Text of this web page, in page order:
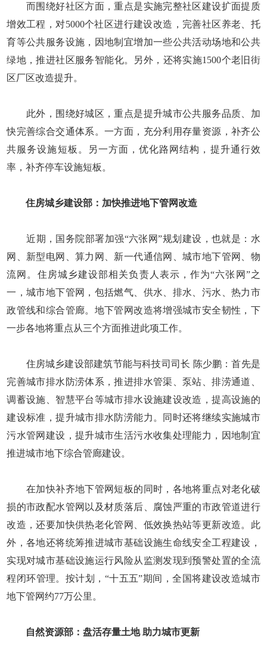
而围绕好社区方面，重点是实施完整社区建设扩面提质
增效工程，对5000个社区进行建设改造，完善社区养老、托
育等公共服务设施，因地制宜增加一些公共活动场地和公共
绿地，推进社区服务智能化。另外，还将实施1500个老旧街
区厂区改造提升。
此外，围绕好城区，重点是提升城市公共服务品质、加
快完善综合交通体系。一方面，充分利用存量资源，补齐公
共服务设施短板。另一方面，优化路网结构，提升通行效
率，补齐停车设施短板。
住房城乡建设部：加快推进地下管网改造
近期，国务院部署加强“六张网”规划建设，也就是：水
网、新型电网、算力网、新一代通信网、城市地下管网、物
流网。住房城乡建设部相关负责人表示，作为“六张网”之
一，城市地下管网，包括燃气、供水、排水、污水、热力市
政管线和综合管廊。地下管网改造将增强城市安全韧性，下
一步各地将重点从三个方面推进此项工作。
住房城乡建设部建筑节能与科技司司长 陈少鹏：首先是
完善城市排水防涝体系，推进排水管渠、泵站、排涝通道、
调蓄设施、智慧平台等城市排水设施建设改造，提高设施的
建设标准，提升城市排水防涝能力。同时还将继续实施城市
污水管网建设，提升城市生活污水收集处理能力，因地制宜
推进城市地下综合管廊建设。
在加快补齐地下管网短板的同时，各地将重点对老化破
损的市政配水管网以及材质落后、腐蚀严重的市政管道进行
改造，还要加快供热老化管网、低效换热站等更新改造。此
外，各地还将统筹推进城市基础设施生命线安全工程建设，
实现对城市基础设施运行风险从监测发现到预警处置的全流
程闭环管理。按计划，“十五五”期间，全国将建设改造城市
地下管网约77万公里。
自然资源部：盘活存量土地 助力城市更新